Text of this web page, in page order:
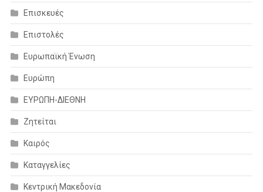
Επισκευές
Επιστολές
Ευρωπαϊκή Ένωση
Ευρώπη
ΕΥΡΩΠΗ-ΔΙΕΘΝΗ
Ζητείται
Καιρός
Καταγγελίες
Κεντρική Μακεδονία